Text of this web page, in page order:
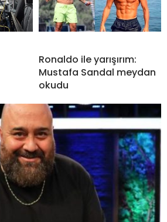
Ronaldo ile yarışırım:
Mustafa Sandal meydan
okudu